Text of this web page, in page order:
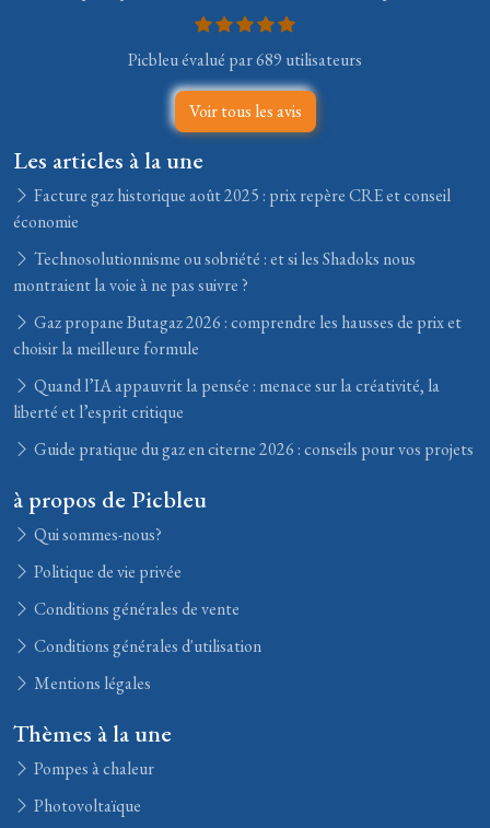
Picbleu évalué par 689 utilisateurs
Voir tous les avis
Les articles à la une
Facture gaz historique août 2025 : prix repère CRE et conseil
économie
Technosolutionnisme ou sobriété : et si les Shadoks nous
montraient la voie à ne pas suivre ?
Gaz propane Butagaz 2026 : comprendre les hausses de prix et
choisir la meilleure formule
Quand l’IA appauvrit la pensée : menace sur la créativité, la
liberté et l’esprit critique
Guide pratique du gaz en citerne 2026 : conseils pour vos projets
à propos de Picbleu
Qui sommes-nous?
Politique de vie privée
Conditions générales de vente
Conditions générales d'utilisation
Mentions légales
Thèmes à la une
Pompes à chaleur
Photovoltaïque